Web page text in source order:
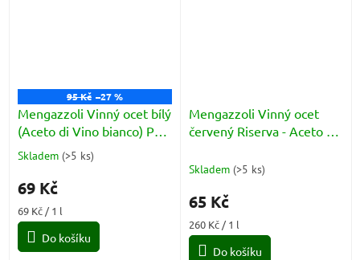
95 Kč –27 %
Mengazzoli Vinný ocet bílý
(Aceto di Vino bianco) PET
1l
Průměrné
produktu
5,0
5
Skladem (>5 ks)
69 Kč
Měrná
cena:
69 Kč / 1 l
Do košíku
Mengazzoli Vinný ocet
červený Riserva - Aceto di
Skladem (>5 ks)
65 Kč
Měrná
cena:
260 Kč / 1 l
Do košíku